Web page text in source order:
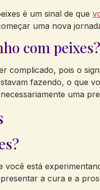
é um sinal de que
uma nova
com peixes?
complicado, pois o
fazendo, o que
uma
você está
a cura e a